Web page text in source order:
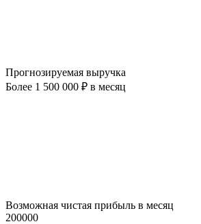
Прогнозируемая выручка
Более 1 500 000 ₽ в месяц
Возможная чистая прибыль в месяц
200000